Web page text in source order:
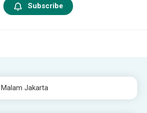
Subscribe
Jakarta